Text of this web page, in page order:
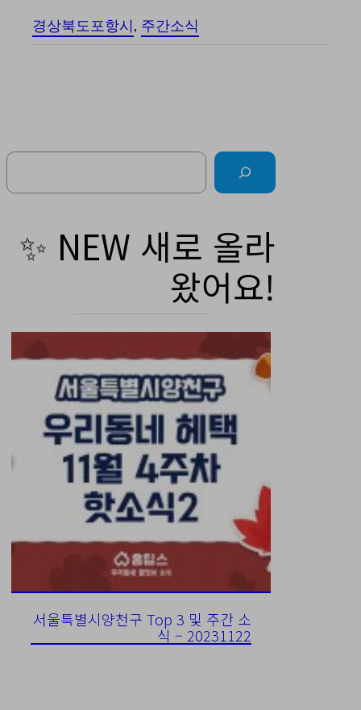
경상북도포항시, 주간소식
Search
✨ NEW 새로 올라
왔어요!
서울특별시양천구 Top 3 및 주간 소
식 – 20231122